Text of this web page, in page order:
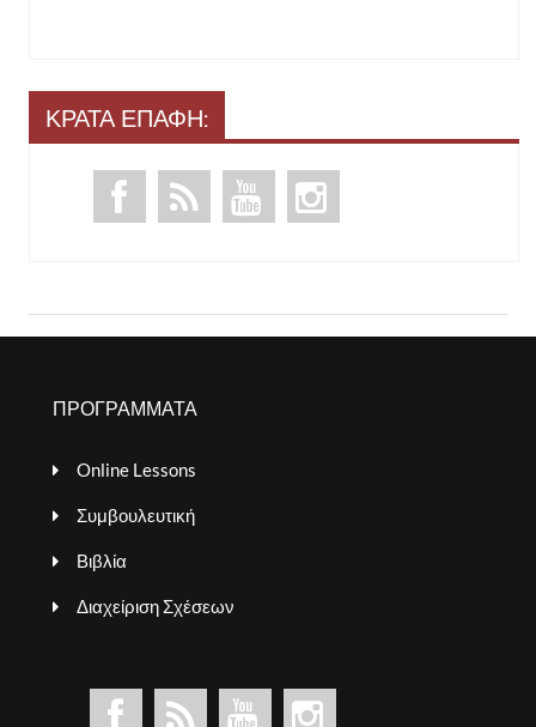
ΚΡΑΤΑ ΕΠΑΦΗ:
ΠΡΟΓΡΑΜΜΑΤΑ
Online Lessons
Συμβουλευτική
Βιβλία
Διαχείριση Σχέσεων